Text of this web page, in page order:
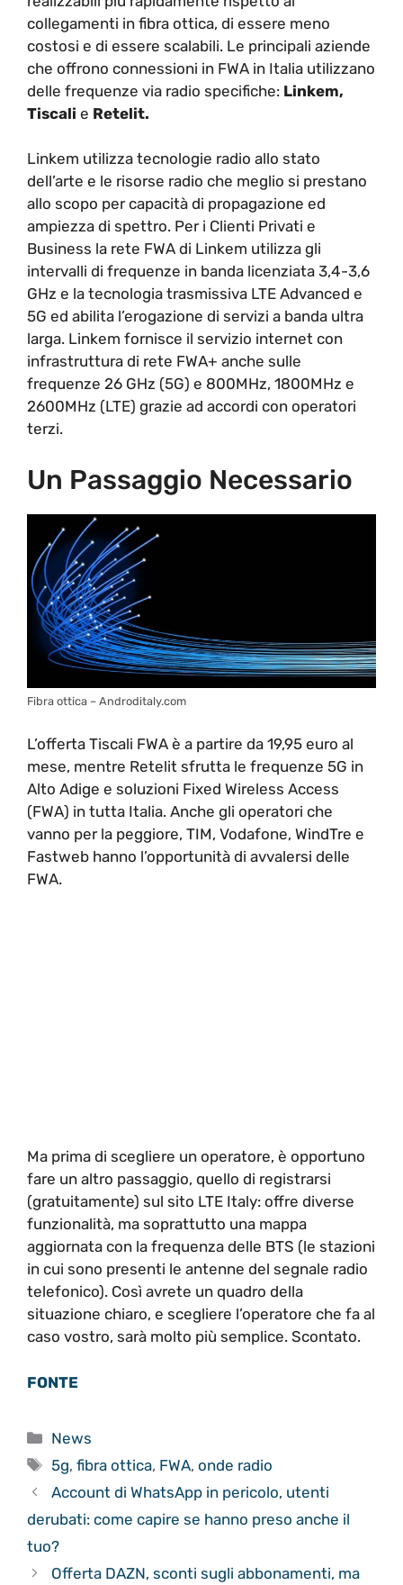
collegamenti in fibra ottica, di essere meno
costosi e di essere scalabili. Le principali aziende
che offrono connessioni in FWA in Italia utilizzano
delle frequenze via radio specifiche: Linkem,
Tiscali e Retelit.
Linkem utilizza tecnologie radio allo stato
dell’arte e le risorse radio che meglio si prestano
allo scopo per capacità di propagazione ed
ampiezza di spettro. Per i Clienti Privati e
Business la rete FWA di Linkem utilizza gli
intervalli di frequenze in banda licenziata 3,4-3,6
GHz e la tecnologia trasmissiva LTE Advanced e
5G ed abilita l’erogazione di servizi a banda ultra
larga. Linkem fornisce il servizio internet con
infrastruttura di rete FWA+ anche sulle
frequenze 26 GHz (5G) e 800MHz, 1800MHz e
2600MHz (LTE) grazie ad accordi con operatori
terzi.
Un Passaggio Necessario
Fibra ottica – Androditaly.com
L’offerta Tiscali FWA è a partire da 19,95 euro al
mese, mentre Retelit sfrutta le frequenze 5G in
Alto Adige e soluzioni Fixed Wireless Access
(FWA) in tutta Italia. Anche gli operatori che
vanno per la peggiore, TIM, Vodafone, WindTre e
Fastweb hanno l’opportunità di avvalersi delle
FWA.
Ma prima di scegliere un operatore, è opportuno
fare un altro passaggio, quello di registrarsi
(gratuitamente) sul sito LTE Italy: offre diverse
funzionalità, ma soprattutto una mappa
aggiornata con la frequenza delle BTS (le stazioni
in cui sono presenti le antenne del segnale radio
telefonico). Così avrete un quadro della
situazione chiaro, e scegliere l’operatore che fa al
caso vostro, sarà molto più semplice. Scontato.
FONTE
Categorie
News
Tag
5g,fibra ottica, FWA,onde radio
Account di WhatsApp in pericolo, utenti
derubati: come capire se hanno preso anche il
tuo?
Offerta DAZN, sconti sugli abbonamenti, ma